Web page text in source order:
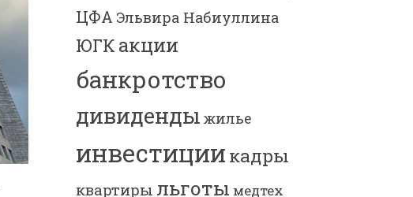
ЦФА Эльвира Набиуллина
ЮГК акции
банкротство
дивиденды жилье
инвестиции кадры
квартиры льготы медтех